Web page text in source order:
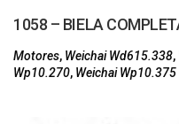
1058 – BIELA
Motores, Weichai Wd615.338,
Wp10.270, Weichai Wp10.375